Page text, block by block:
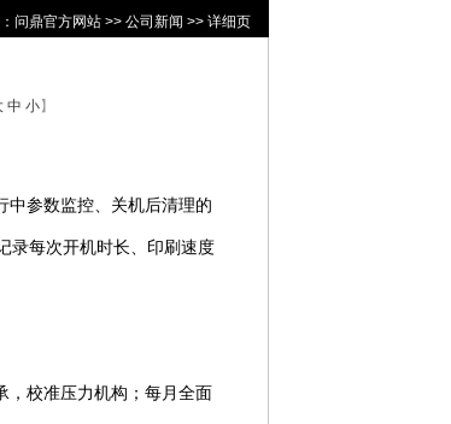
问鼎官方网站 >> 公司新闻 >> 详细页
中 小】
中参数监控、关机后清理的
录每次开机时长、印刷速度
，校准压力机构；每月全面